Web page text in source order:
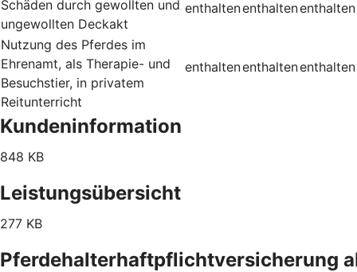
Schäden durch gewollten und
ungewollten Deckakt
enthaltenenthaltenenthalten
Nutzung des Pferdes im
Ehrenamt, als Therapie- und
Besuchstier, in privatem
Reitunterricht
enthaltenenthaltenenthalten
Kundeninformation
848 KB
Leistungsübersicht
277 KB
Pferdehalterhaftpflichtversicherung